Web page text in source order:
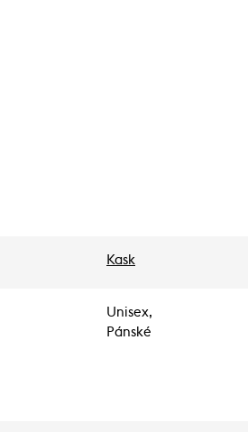
Kask
Unisex,
Pánské